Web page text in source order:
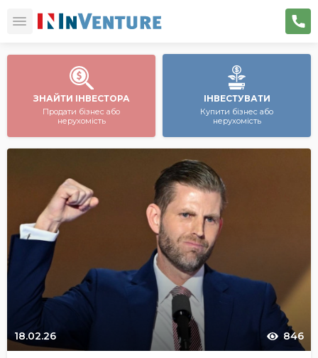
ЗНАЙТИ ІНВЕСТОРА
Продати бізнес або
нерухомість
ІНВЕСТУВАТИ
Купити бізнес або
нерухомість
18.02.26 846